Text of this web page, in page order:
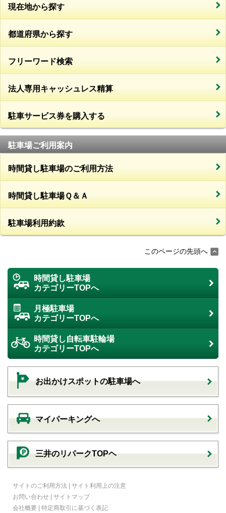
現在地から探す
都道府県から探す
フリーワード検索
法人専用キャッシュレス精算
駐車サービス券を購入する
駐車場ご利用案内
時間貸し駐車場のご利用方法
時間貸し駐車場Ｑ＆Ａ
駐車場利用約款
このページの先頭へ
時間貸し駐車場
カテゴリーTOPへ
月極駐車場
カテゴリーTOPへ
時間貸し自転車駐輪場
カテゴリーTOPへ
お出かけスポットの駐車場へ
マイパーキングへ
三井のリパークTOPヘ
サイトのご利用方法 | サイト利用上の注意
お問い合わせ | サイトマップ
会社概要 | 特定商取引に基づく表記